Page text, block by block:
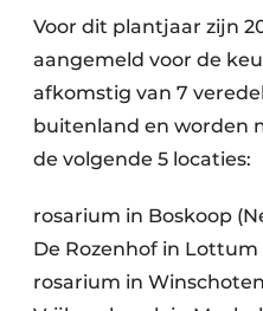
Voor dit plantjaar zijn
aangemeld voor de
afkomstig van 7
buitenland en worden
de volgende 5 locaties:
rosarium in Boskoop
De Rozenhof in Lottum
rosarium in